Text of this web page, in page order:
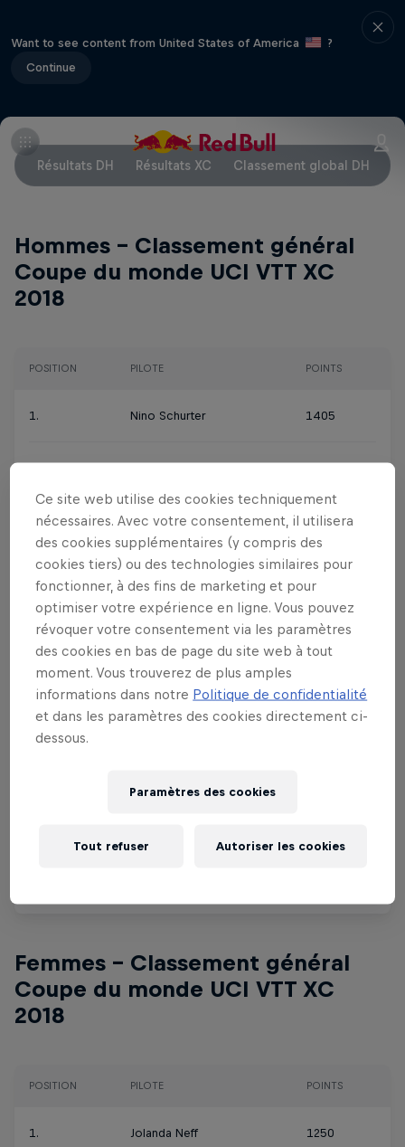
Want to see content from United States of America
?
Continue
Résultats DH Résultats XC Classement global DH
Hommes - Classement général
Coupe du monde UCI VTT XC
2018
POSITION PILOTE POINTS
1. Nino Schurter 1405
3. Henrique Avancini 861
4. Maxime Marotte 827
5. Florian Vogel 777
6. Gerhard Kerschbaumer
Anton Cooper
Femmes - Classement général
Coupe du monde UCI VTT XC
2018
POSITION PILOTE POINTS
1. Jolanda Neff 1250
Ce site web utilise des cookies techniquement
nécessaires. Avec votre consentement, il utilisera
des cookies supplémentaires (y compris des
cookies tiers) ou des technologies similaires pour
fonctionner, à des fins de marketing et pour
optimiser votre expérience en ligne. Vous pouvez
révoquer votre consentement via les paramètres
des cookies en bas de page du site web à tout
moment. Vous trouverez de plus amples
informations dans notre Politique de confidentialité
et dans les paramètres des cookies directement ci-
dessous.
Paramètres des cookies
Tout refuser Autoriser les cookies